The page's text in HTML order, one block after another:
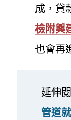
成，貸
檢附興
也會再
延伸
管道